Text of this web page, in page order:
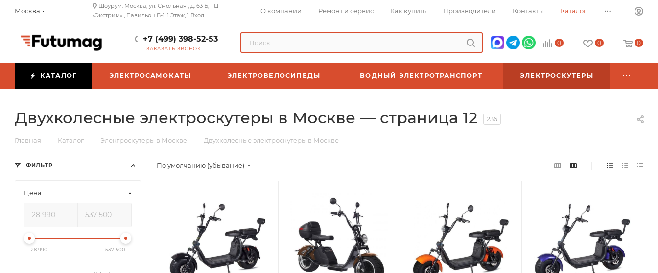
Москва
Шоурум: Москва, ул. Смольная , д. 63 Б, ТЦ
«Экстрим» , Павильон Б-1, 1 Этаж, 1 Вход
О компании Ремонт и сервис Как купить Производители Контакты Каталог ...
+7 (499) 398-52-53
ЗАКАЗАТЬ ЗВОНОК
0 0 0
КАТАЛОГ ЭЛЕКТРОСАМОКАТЫ ЭЛЕКТРОВЕЛОСИПЕДЫ ВОДНЫЙ ЭЛЕКТРОТРАНСПОРТ ЭЛЕКТРОСКУТЕРЫ
Двухколесные электроскутеры в Москве — страница 12 236
Главная — Каталог — Электроскутеры в Москве — Двухколесные электроскутеры в Москве
По умолчанию (убывание)
ФИЛЬТР
Цена
28 990 537 500